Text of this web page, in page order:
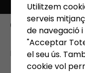
control-
Published 18
Utilitzem
serveis
de navegació
"Acceptar
el seu ús.
cookie vol